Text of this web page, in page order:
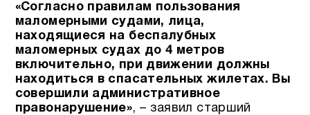
«Согласно правилам пользования
маломерными судами, лица,
находящиеся на беспалубных
маломерных судах до 4 метров
включительно, при движении должны
находиться в спасательных жилетах. Вы
совершили административное
правонарушение», – заявил старший